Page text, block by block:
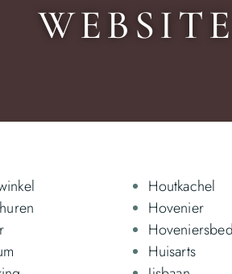
Houtkachel
Hovenier
Huisarts